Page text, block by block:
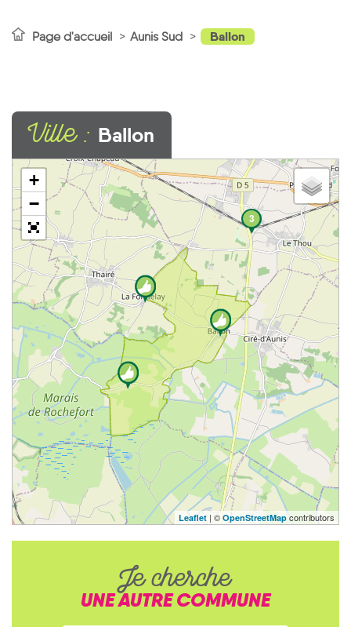
Page d'accueil Aunis Sud Ballon
Ville : Ballon
3
+
−
Leaflet | ©OpenStreetMap contributors
Je cherche
UNE AUTRE COMMUNE